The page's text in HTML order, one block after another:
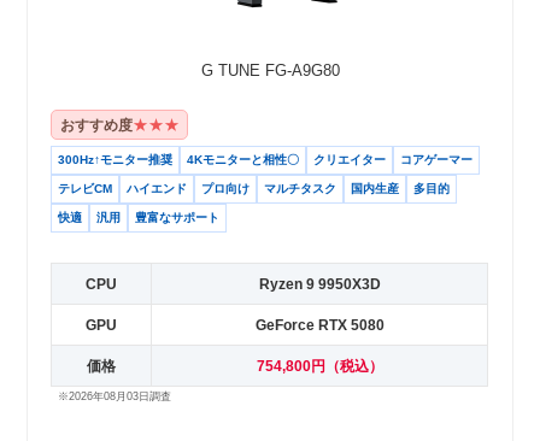
G TUNE FG-A9G80
おすすめ度★★★
300Hz↑モニター推奨 4Kモニターと相性〇 クリエイター コアゲーマー
テレビCM ハイエンド プロ向け マルチタスク 国内生産 多目的
快適 汎用 豊富なサポート
CPU Ryzen 9 9950X3D
GPU GeForce RTX 5080
価格 754,800円（税込）
※2026年08月03日調査